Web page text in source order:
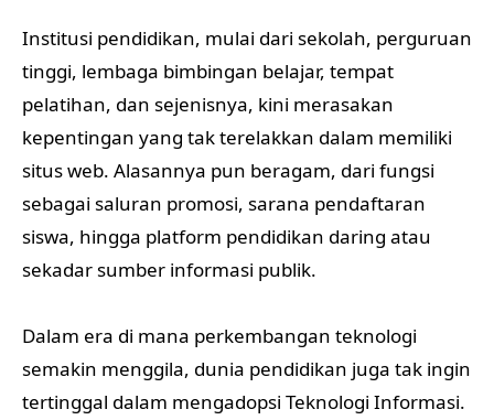
Institusi pendidikan, mulai dari sekolah, perguruan
tinggi, lembaga bimbingan belajar, tempat
pelatihan, dan sejenisnya, kini merasakan
kepentingan yang tak terelakkan dalam memiliki
situs web. Alasannya pun beragam, dari fungsi
sebagai saluran promosi, sarana pendaftaran
siswa, hingga platform pendidikan daring atau
sekadar sumber informasi publik.
Dalam era di mana perkembangan teknologi
semakin menggila, dunia pendidikan juga tak ingin
tertinggal dalam mengadopsi Teknologi Informasi.